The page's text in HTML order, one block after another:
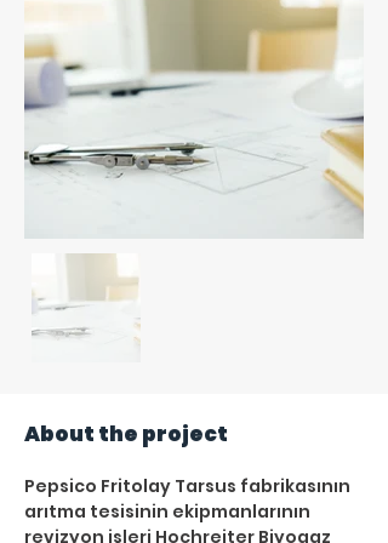
About the project
Pepsico Fritolay Tarsus fabrikasının
arıtma tesisinin ekipmanlarının
revizyon işleri Hochreiter Biyogaz